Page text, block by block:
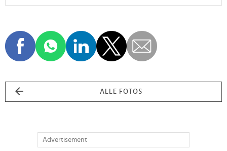
ALLE FOTOS
Advertisement